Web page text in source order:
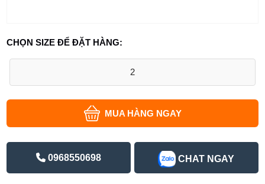
CHỌN SIZE ĐỂ ĐẶT HÀNG:
2
MUA HÀNG NGAY
0968550698 CHAT NGAY